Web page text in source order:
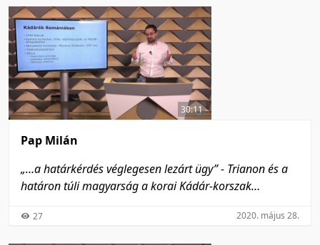
30:11
Pap Milán
„…a határkérdés véglegesen lezárt ügy” - Trianon és a
határon túli magyarság a korai Kádár-korszak
27 2020. május 28.